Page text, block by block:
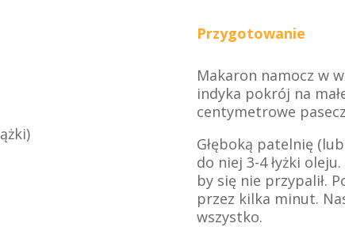
Przygotowanie
Makaron namocz w
indyka pokrój na
centymetrowe
Głęboką patelnię
do niej 3-4 łyżki
by się nie przypalił.
przez kilka minut.
wszystko.